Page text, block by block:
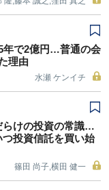
年で2億円…普通の会
理由
水瀬 ケンイチ
らけの投資の常識…
投資信託を買い始
篠田 尚子,横田 健一